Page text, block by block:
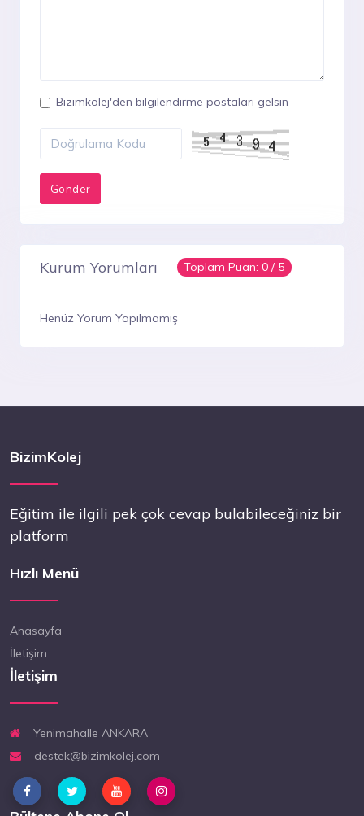
Bizimkolej'den bilgilendirme postaları gelsin
Kurum Yorumları Toplam Puan:0 / 5
Henüz Yorum Yapılmamış
BizimKolej
Eğitim ile ilgili pek çok cevap bulabileceğiniz bir
platform
Hızlı Menü
Anasayfa
İletişim
İletişim
Yenimahalle ANKARA
destek@bizimkolej.com